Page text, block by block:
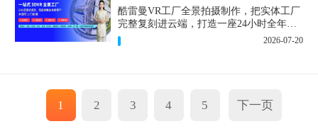
酷雷曼VR工厂全景拍摄制作，把实体工厂
完整复刻进云端，打造一座24小时全年无
休、不限面积、不限展品的线上展厅，改
写工厂营销获客模式。
2026-07-20
1 2 3 4 5 下一页